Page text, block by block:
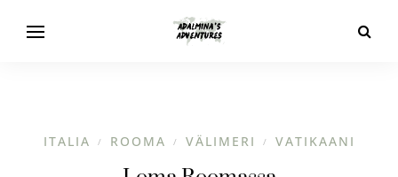
ITALIA / ROOMA / VÄLIMERI / VATIKAANI